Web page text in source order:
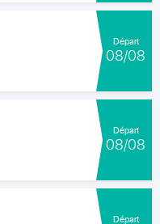
Départ
08/08
Départ
08/08
Départ